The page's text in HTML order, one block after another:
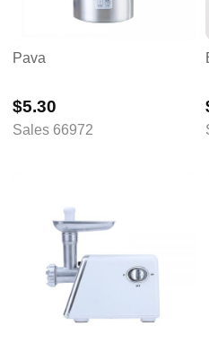
Pava
$5.30
Sales 66972